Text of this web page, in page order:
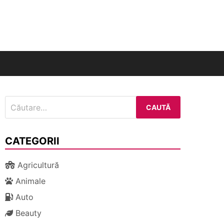
după:
CATEGORII
Agricultură
Animale
Auto
Beauty